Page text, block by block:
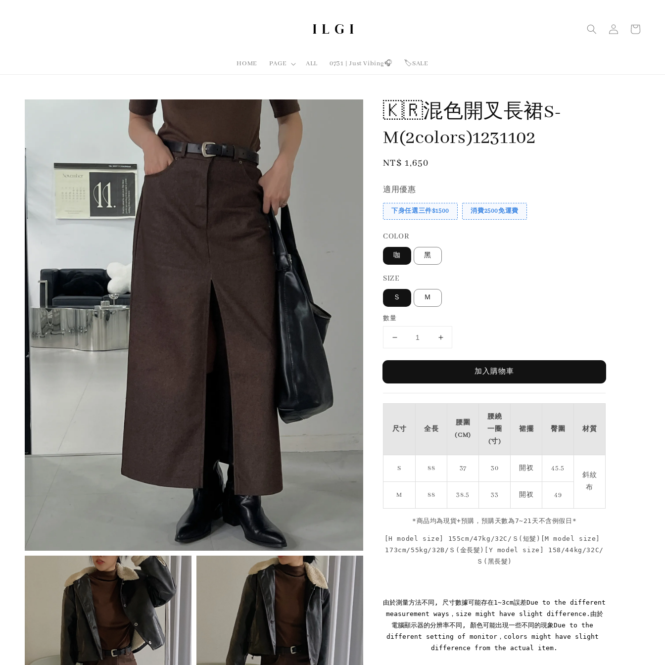
HOME PAGE ALL 0731 | Just Vibing🎧 🏷️SALE
🇰🇷混色開叉長裙S-
M(2colors)1231102
Regular
NT$ 1,650
適用優惠
下身任選三件$1500 消費2500免運費
COLOR
咖 黑
SIZE
Ｓ Ｍ
數量
加入購物車
尺寸 全長
腰圍
(CM)
腰繞
一圈
(寸)
裙擺 臀圍 材質
S 88 37 30 開衩
45.5
斜紋
布
M
88 38.5 33 開衩 49
*商品均為現貨+預購，預購天數為7~21天不含例假日*
[H model size] 155cm/47kg/32C/Ｓ(短髮)[M model size]
173cm/55kg/32B/Ｓ(金長髮)[Y model size] 158/44kg/32C/
Ｓ(黑長髮)
由於測量方法不同, 尺寸數據可能存在1~3cm誤差Due to the different
measurement ways，size might have slight difference.由於
電腦顯示器的分辨率不同, 顏色可能出現一些不同的現象Due to the
different setting of monitor，colors might have slight
difference from the actual item.